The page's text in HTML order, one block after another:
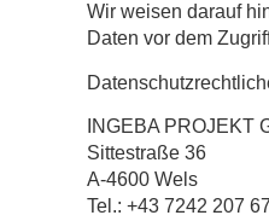
Wir weisen darauf
Daten vor dem
INGEBA PROJEKT
Sittestraße 36
A-4600 Wels
Tel.: +43 7242 207